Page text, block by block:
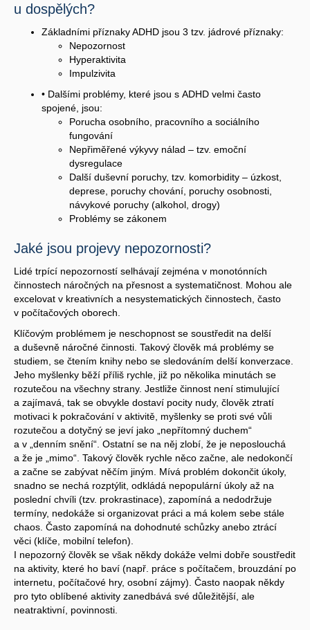
u dospělých?
Základními příznaky ADHD jsou 3 tzv. jádrové příznaky:
Nepozornost
Hyperaktivita
Impulzivita
• Dalšími problémy, které jsou s ADHD velmi často
spojené, jsou:
Porucha osobního, pracovního a sociálního
fungování
Nepřiměřené výkyvy nálad – tzv. emoční
dysregulace
Další duševní poruchy, tzv. komorbidity – úzkost,
deprese, poruchy chování, poruchy osobnosti,
návykové poruchy (alkohol, drogy)
Problémy se zákonem
Jaké jsou projevy nepozornosti?
Lidé trpící nepozorností selhávají zejména v monotónních
činnostech náročných na přesnost a systematičnost. Mohou ale
excelovat v kreativních a nesystematických činnostech, často
v počítačových oborech.
Klíčovým problémem je neschopnost se soustředit na delší
a duševně náročné činnosti. Takový člověk má problémy se
studiem, se čtením knihy nebo se sledováním delší konverzace.
Jeho myšlenky běží příliš rychle, již po několika minutách se
rozutečou na všechny strany. Jestliže činnost není stimulující
a zajímavá, tak se obvykle dostaví pocity nudy, člověk ztratí
motivaci k pokračování v aktivitě, myšlenky se proti své vůli
rozutečou a dotyčný se jeví jako „nepřítomný duchem“
a v „denním snění“. Ostatní se na něj zlobí, že je neposlouchá
a že je „mimo“. Takový člověk rychle něco začne, ale nedokončí
a začne se zabývat něčím jiným. Mívá problém dokončit úkoly,
snadno se nechá rozptýlit, odkládá nepopulární úkoly až na
poslední chvíli (tzv. prokrastinace), zapomíná a nedodržuje
termíny, nedokáže si organizovat práci a má kolem sebe stále
chaos. Často zapomíná na dohodnuté schůzky anebo ztrácí
věci (klíče, mobilní telefon).
I nepozorný člověk se však někdy dokáže velmi dobře soustředit
na aktivity, které ho baví (např. práce s počítačem, brouzdání po
internetu, počítačové hry, osobní zájmy). Často naopak někdy
pro tyto oblíbené aktivity zanedbává své důležitější, ale
neatraktivní, povinnosti.